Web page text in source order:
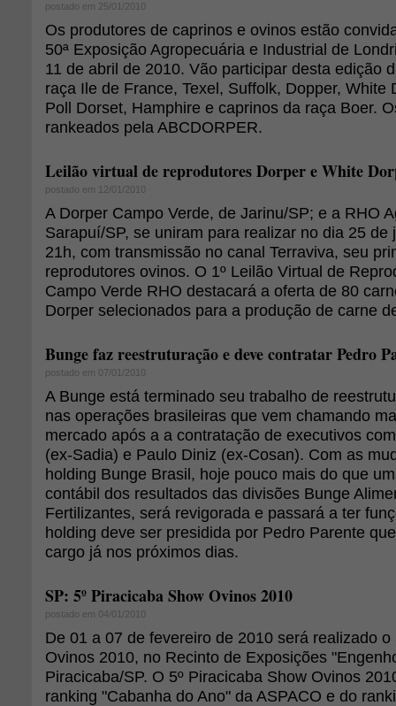
postado em 25/01/2010
Os produtores de caprinos e ovinos estão
50ª Exposição Agropecuária e Industrial de
11 de abril de 2010. Vão participar desta edição
raça Ile de France, Texel, Suffolk, Dopper, White
Poll Dorset, Hamphire e caprinos da raça Boer.
rankeados pela ABCDORPER.
Leilão virtual de reprodutores Dorper e White
postado em 12/01/2010
A Dorper Campo Verde, de Jarinu/SP; e a RHO
Sarapuí/SP, se uniram para realizar no dia 25 de
21h, com transmissão no canal Terraviva, seu
reprodutores ovinos. O 1º Leilão Virtual de
Campo Verde RHO destacará a oferta de 80
Dorper selecionados para a produção de carne
Bunge faz reestruturação e deve contratar Pedro
postado em 07/01/2010
A Bunge está terminado seu trabalho de
nas operações brasileiras que vem chamando
mercado após a a contratação de executivos
(ex-Sadia) e Paulo Diniz (ex-Cosan). Com as
holding Bunge Brasil, hoje pouco mais do que
contábil dos resultados das divisões Bunge
Fertilizantes, será revigorada e passará a ter
holding deve ser presidida por Pedro Parente
cargo já nos próximos dias.
SP: 5º Piracicaba Show Ovinos 2010
postado em 04/01/2010
De 01 a 07 de fevereiro de 2010 será realizado o
Ovinos 2010, no Recinto de Exposições
Piracicaba/SP. O 5º Piracicaba Show Ovinos
ranking "Cabanha do Ano" da ASPACO e do